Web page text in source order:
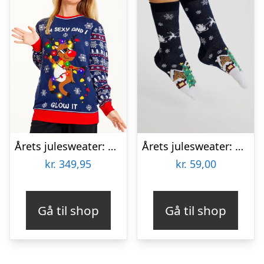
Årets julesweater: Sexy And I Glow It Blå – dame / kvinder. Ugly Christmas Sweater lavet i Danmark
kr. 349,95
Gå til shop
Årets julesweater: Santa Claus Is Coming To Town Socks Navy. Ugly Christmas Sweater lavet i Danmark
kr. 59,00
Gå til shop